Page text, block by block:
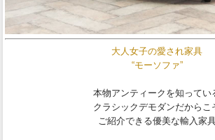
大人女子の愛され家具
“モーソファ”
本物アンティークを知ってい
クラシックデモダンだからこ
ご紹介できる優美な輸入家